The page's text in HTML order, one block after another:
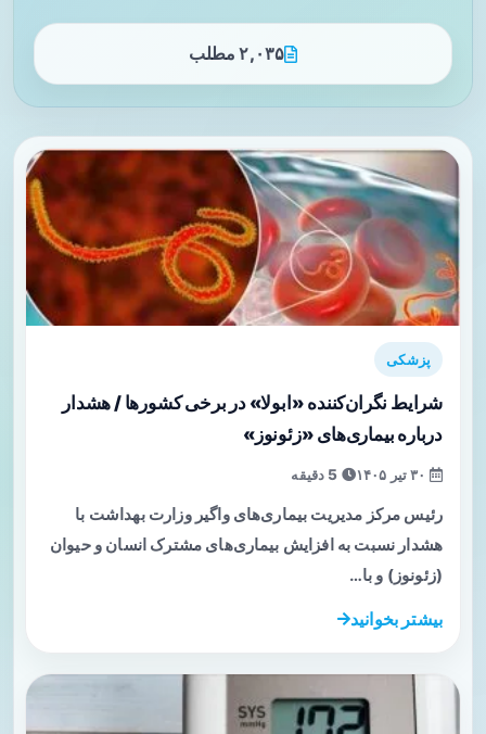
۲,۰۳۵ مطلب
پزشکی
شرایط نگران‌کننده «ابولا» در برخی کشورها / هشدار
درباره بیماری‌های «زئونوز»
رئیس مرکز مدیریت بیماری‌های واگیر وزارت بهداشت با
هشدار نسبت به افزایش بیماری‌های مشترک انسان و حیوان
(زئونوز) و با…
بیشتر بخوانید